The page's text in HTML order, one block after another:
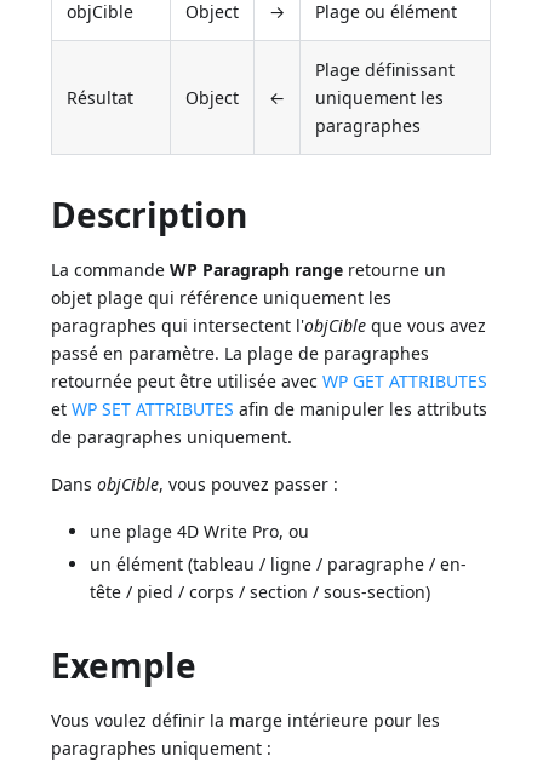
objCible Object → Plage ou élément
Résultat Object ←
Plage définissant
uniquement les
paragraphes
Description
La commandeWP Paragraph range retourne un
objet plage qui référence uniquement les
paragraphes qui intersectent l'objCible que vous avez
passé en paramètre. La plage de paragraphes
retournée peut être utilisée avecWP GET ATTRIBUTES
etWP SET ATTRIBUTES afin de manipuler les attributs
de paragraphes uniquement.
DansobjCible, vous pouvez passer :
une plage 4D Write Pro, ou
un élément (tableau / ligne / paragraphe / en-
tête / pied / corps / section / sous-section)
Exemple
Vous voulez définir la marge intérieure pour les
paragraphes uniquement :